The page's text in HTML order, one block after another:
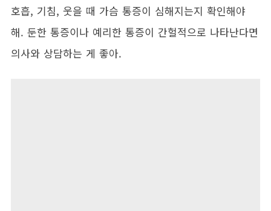
호흡, 기침, 웃을 때 가슴 통증이 심해지는지 확인해야
해. 둔한 통증이나 예리한 통증이 간헐적으로 나타난다면
의사와 상담하는 게 좋아.